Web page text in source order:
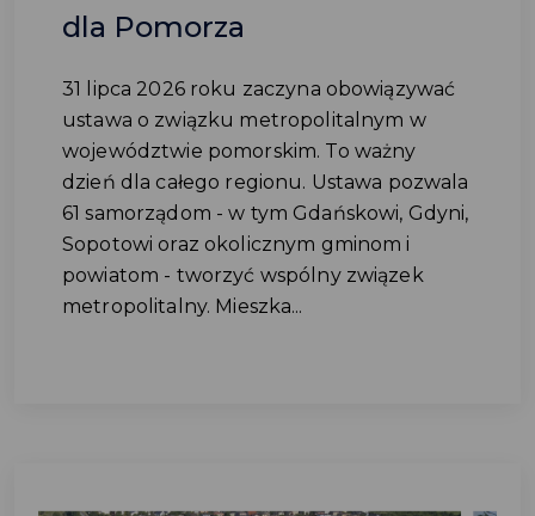
dla Pomorza
31 lipca 2026 roku zaczyna obowiązywać
ustawa o związku metropolitalnym w
województwie pomorskim. To ważny
dzień dla całego regionu. Ustawa pozwala
61 samorządom - w tym Gdańskowi, Gdyni,
Sopotowi oraz okolicznym gminom i
powiatom - tworzyć wspólny związek
metropolitalny. Mieszka...